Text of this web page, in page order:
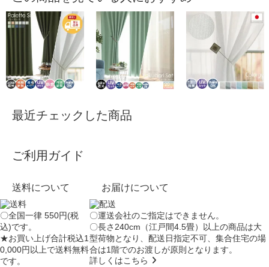
最近チェックした商品
ご利用ガイド
送料について
〇全国一律 550円(税
込)です。
★お買い上げ合計税込1
0,000円以上で送料無料
です。
お届けについて
〇運送会社のご指定はできません。
〇長さ240cm（江戸間4.5畳）以上の商品は大
型荷物となり、配送日指定不可 、集合住宅の場
合は1階でのお渡しが原則となります。
詳しくはこちら